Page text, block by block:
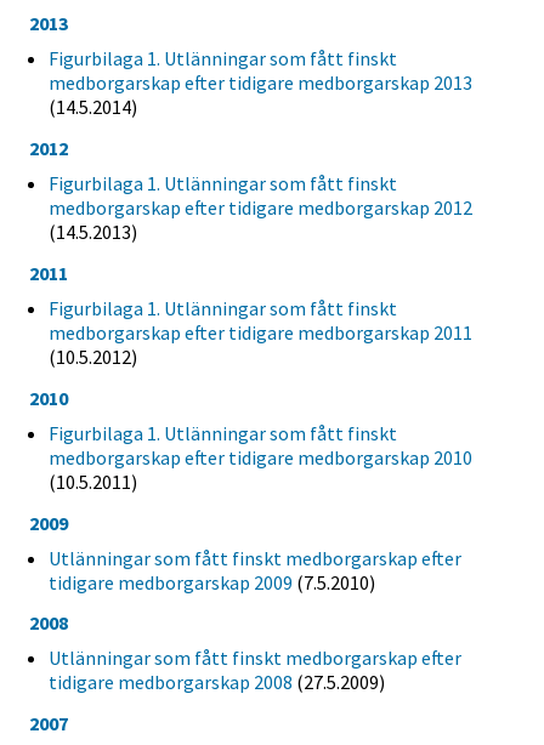
2013
Figurbilaga 1. Utlänningar som fått finskt
medborgarskap efter tidigare medborgarskap 2013
(14.5.2014)
2012
Figurbilaga 1. Utlänningar som fått finskt
medborgarskap efter tidigare medborgarskap 2012
(14.5.2013)
2011
Figurbilaga 1. Utlänningar som fått finskt
medborgarskap efter tidigare medborgarskap 2011
(10.5.2012)
2010
Figurbilaga 1. Utlänningar som fått finskt
medborgarskap efter tidigare medborgarskap 2010
(10.5.2011)
2009
Utlänningar som fått finskt medborgarskap efter
tidigare medborgarskap 2009 (7.5.2010)
2008
Utlänningar som fått finskt medborgarskap efter
tidigare medborgarskap 2008 (27.5.2009)
2007